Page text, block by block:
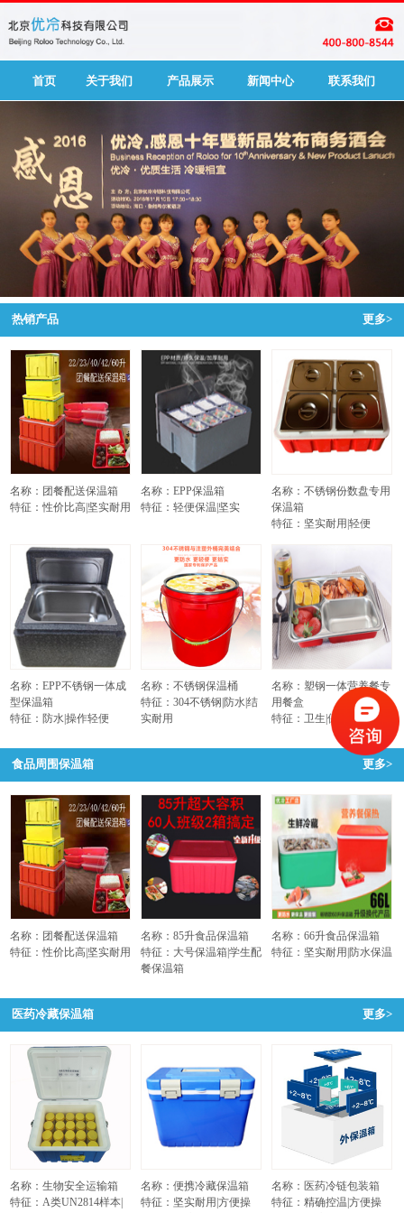
首页 关于我们 产品展示 新闻中心 联系我们
热销产品 更多>
名称：团餐配送保温箱
特征：性价比高|坚实耐用
名称：EPP保温箱
特征：轻便保温|坚实
名称：不锈钢份数盘专用
保温箱
特征：坚实耐用|轻便
名称：EPP不锈钢一体成
型保温箱
特征：防水|操作轻便
名称：不锈钢保温桶
特征：304不锈钢|防水|结
实耐用
名称：塑钢一体营养餐专
用餐盒
特征：卫生|保温不烫手
食品周围保温箱 更多>
名称：团餐配送保温箱
特征：性价比高|坚实耐用
名称：85升食品保温箱
特征：大号保温箱|学生配
餐保温箱
名称：66升食品保温箱
特征：坚实耐用|防水保温
医药冷藏保温箱 更多>
名称：生物安全运输箱
特征：A类UN2814样本|
名称：便携冷藏保温箱
特征：坚实耐用|方便操
名称：医药冷链包装箱
特征：精确控温|方便操